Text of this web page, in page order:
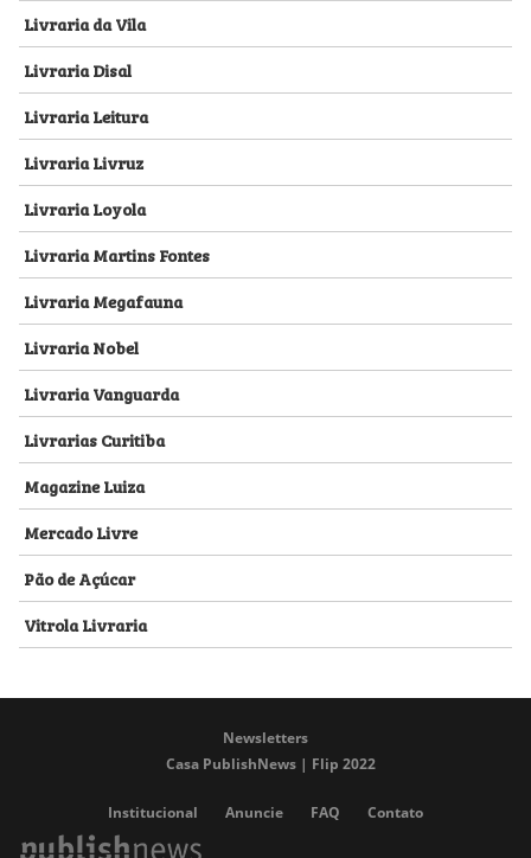
Livraria da Vila
Livraria Disal
Livraria Leitura
Livraria Livruz
Livraria Loyola
Livraria Martins Fontes
Livraria Megafauna
Livraria Nobel
Livraria Vanguarda
Livrarias Curitiba
Magazine Luiza
Mercado Livre
Pão de Açúcar
Vitrola Livraria
Newsletters
Casa PublishNews | Flip 2022
Institucional Anuncie FAQ Contato